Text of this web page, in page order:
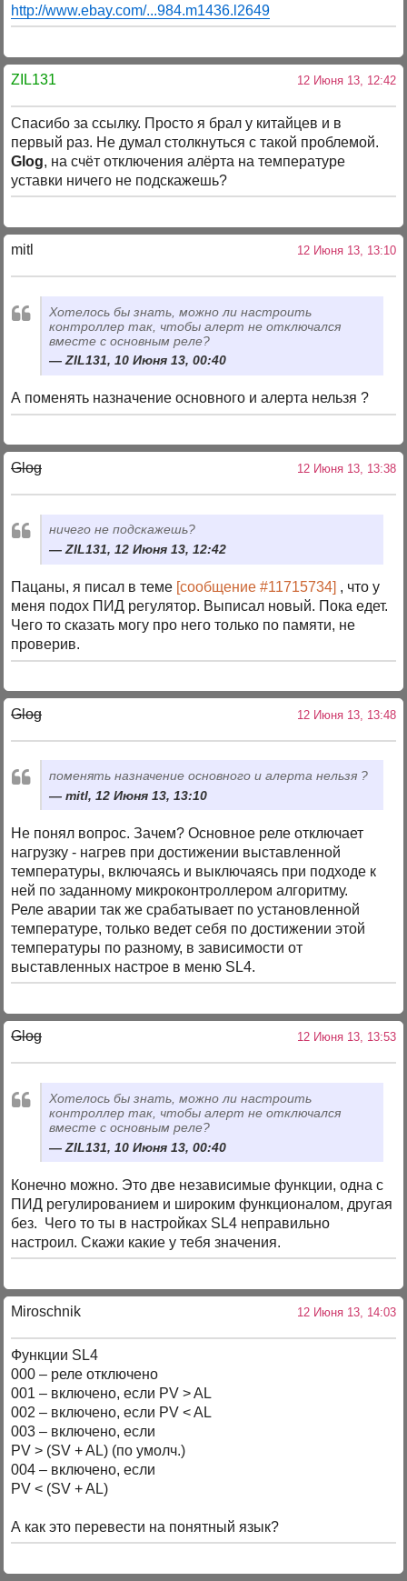
http://www.ebay.com/...984.m1436.l2649
ZIL131 12 Июня 13, 12:42
Спасибо за ссылку. Просто я брал у китайцев и в
первый раз. Не думал столкнуться с такой проблемой.
Glog, на счёт отключения алёрта на температуре
уставки ничего не подскажешь?
mitl 12 Июня 13, 13:10
Хотелось бы знать, можно ли настроить
контроллер так, чтобы алерт не отключался
вместе с основным реле?
ZIL131, 10 Июня 13, 00:40
А поменять назначение основного и алерта нельзя ?
Glog 12 Июня 13, 13:38
ничего не подскажешь?
ZIL131, 12 Июня 13, 12:42
Пацаны, я писал в теме [сообщение #11715734] , что у
меня подох ПИД регулятор. Выписал новый. Пока едет.
Чего то сказать могу про него только по памяти, не
проверив.
Glog 12 Июня 13, 13:48
поменять назначение основного и алерта нельзя ?
mitl, 12 Июня 13, 13:10
Не понял вопрос. Зачем? Основное реле отключает
нагрузку - нагрев при достижении выставленной
температуры, включаясь и выключаясь при подходе к
ней по заданному микроконтроллером алгоритму.
Реле аварии так же срабатывает по установленной
температуре, только ведет себя по достижении этой
температуры по разному, в зависимости от
выставленных настрое в меню SL4.
Glog 12 Июня 13, 13:53
Хотелось бы знать, можно ли настроить
контроллер так, чтобы алерт не отключался
вместе с основным реле?
ZIL131, 10 Июня 13, 00:40
Конечно можно. Это две независимые функции, одна с
ПИД регулированием и широким функционалом, другая
без. Чего то ты в настройках SL4 неправильно
настроил. Скажи какие у тебя значения.
Miroschnik 12 Июня 13, 14:03
Функции SL4
000 – реле отключено
001 – включено, если PV > AL
002 – включено, если PV < AL
003 – включено, если
PV > (SV + AL) (по умолч.)
004 – включено, если
PV < (SV + AL)
А как это перевести на понятный язык?